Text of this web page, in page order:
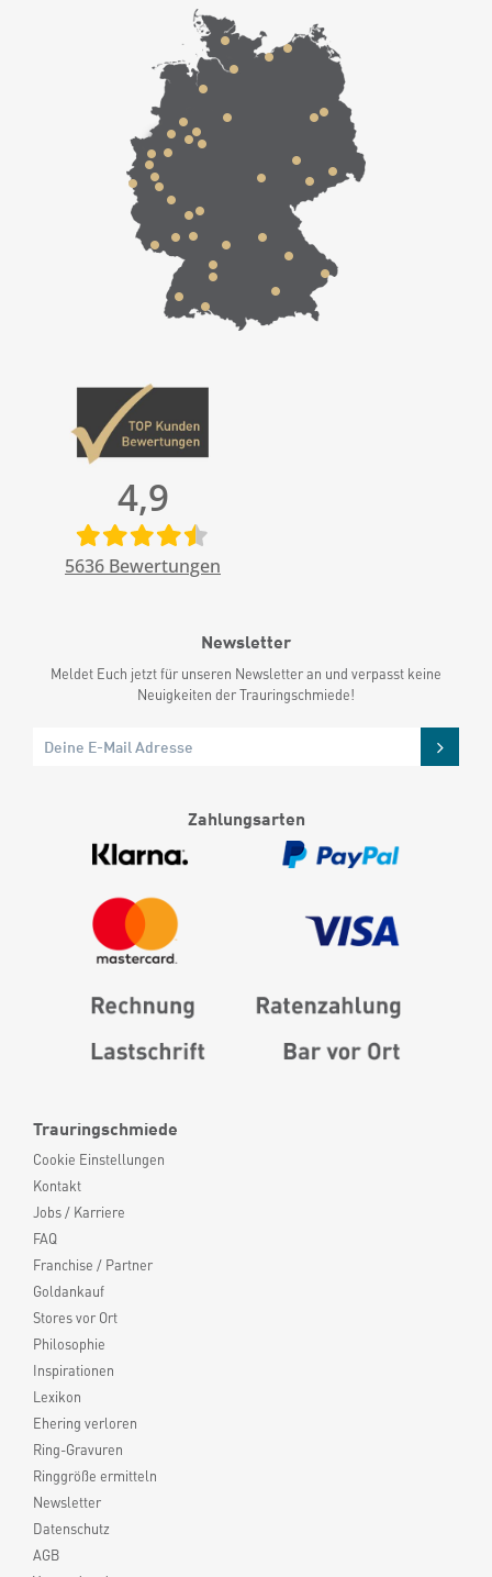
Trauringschmiede
Cookie Einstellungen
Kontakt
Jobs / Karriere
FAQ
Franchise / Partner
Goldankauf
Stores vor Ort
Philosophie
Inspirationen
Lexikon
Ehering verloren
Ring-Gravuren
Ringgröße ermitteln
Newsletter
Datenschutz
AGB
4,9
5636 Bewertungen
Newsletter
Meldet Euch jetzt für unseren Newsletter an und verpasst keine
Neuigkeiten der Trauringschmiede!
Zahlungsarten